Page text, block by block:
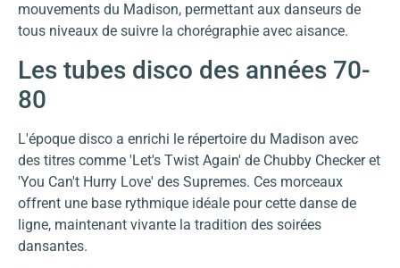
mouvements du Madison, permettant aux danseurs de
tous niveaux de suivre la chorégraphie avec aisance.
Les tubes disco des années 70-
80
L'époque disco a enrichi le répertoire du Madison avec
des titres comme 'Let's Twist Again' de Chubby Checker et
'You Can't Hurry Love' des Supremes. Ces morceaux
offrent une base rythmique idéale pour cette danse de
ligne, maintenant vivante la tradition des soirées
dansantes.